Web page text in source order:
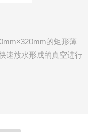
的矩形薄
速放水形成的真空进行
两种方式。适用于各种
配平板纸样干燥器纸样